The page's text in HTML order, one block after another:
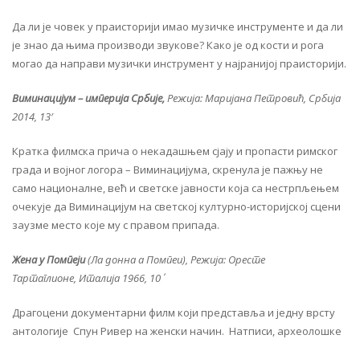
Да ли је човек у праисторији имао музичке инструменте и да ли
је знао да њима производи звукове? Како је од кости и рога
могао да направи музички инструмент у најранијој праисторији.
Виминацијум – империја Србије, Режија: Маријана Петровић, Србија
2014, 13′
Кратка филмска прича о некадашњем сјају и пропасти римског
града и војног логора – Виминацијума, скренула је пажњу не
само националне, већ и светске јавности која са нестрпљењем
очекује да Виминацијум на светској културно-историјској сцени
заузме место које му с правом припада.
Жена у Помпеји(Ла донна а Помпеи), Режија: Оресте
Тартаглионе, Италија 1966, 10΄
Драгоцени документарни филм који представља и једну врсту
антологије Спун Ривер на женски начин. Натписи, археолошке